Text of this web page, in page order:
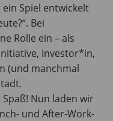
Spiel entwickelt
Bei
Rolle ein – als
Investor*in,
(und manchmal
Nun laden wir
und After-Work-